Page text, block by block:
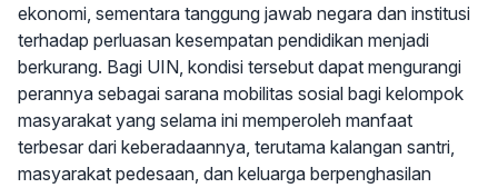
ekonomi, sementara tanggung jawab negara dan institusi
terhadap perluasan kesempatan pendidikan menjadi
berkurang. Bagi UIN, kondisi tersebut dapat mengurangi
perannya sebagai sarana mobilitas sosial bagi kelompok
masyarakat yang selama ini memperoleh manfaat
terbesar dari keberadaannya, terutama kalangan santri,
masyarakat pedesaan, dan keluarga berpenghasilan